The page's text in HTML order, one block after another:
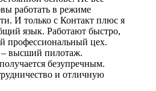
работать в режиме
И только с Контакт плюс я
язык. Работают быстро,
профессиональный цех.
высший пилотаж.
безупречным.
и отличную